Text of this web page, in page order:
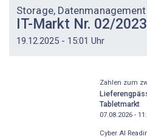
Storage,
IT-Markt Nr. 02/2023
19.12.2025 - 15:01 Uhr
Zahlen zum
Tabletmarkt
07.08.2026 -
Cyber AI